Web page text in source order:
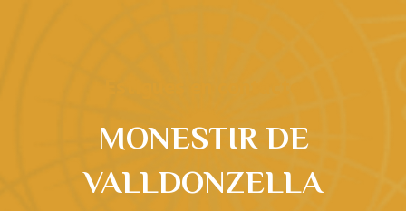
MONESTIR DE
VALLDONZELLA